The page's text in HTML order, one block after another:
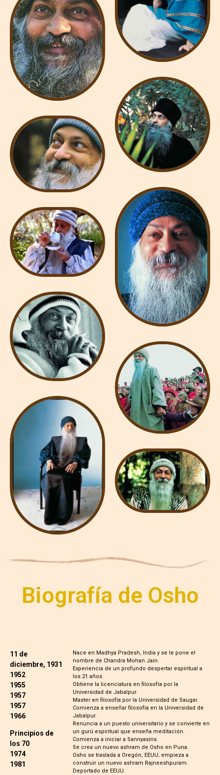
Biografía de Osho
11 de
diciembre, 1931
1952
1955
1957
1957
1966
Principios de
los 70
1974
1981
Nace en Madhya Pradesh, India y se le pone el
nombre de Chandra Mohan Jain.
Experiencia de un profundo despertar espiritual a
los 21 años.
Obtiene la licenciatura en filosofía por la
Universidad de Jabalpur.
Master en filosofía por la Universidad de Saugar.
Comienza a enseñar filosofía en la Universidad de
Jabalpur.
Renuncia a un puesto universitario y se convierte en
un gurú espiritual que enseña meditación.
Comienza a iniciar a Sannyasins.
Se crea un nuevo ashram de Osho en Puna.
Osho se traslada a Oregón, EEUU; empieza a
construir un nuevo ashram Rajneeshpuram.
Deportado de EEUU.